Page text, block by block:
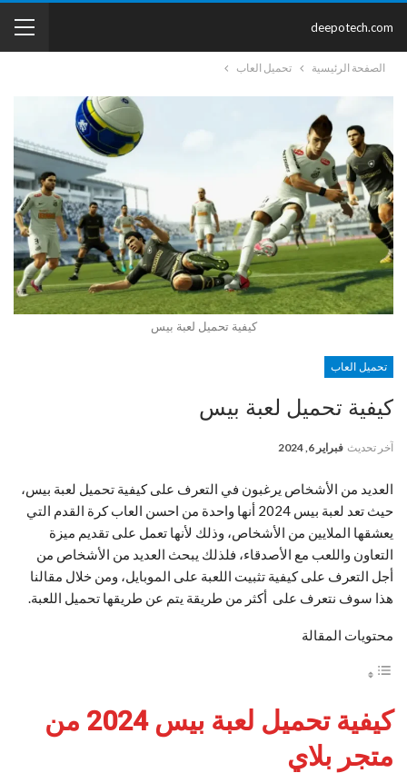
deepotech.com
الصفحة الرئيسية تحميل العاب
كيفية تحميل لعبة بيس
تحميل العاب
كيفية تحميل لعبة بيس
آخر تحديث فبراير 6, 2024
العديد من الأشخاص يرغبون في التعرف على كيفية تحميل لعبة بيس،
حيث تعد لعبة بيس 2024 أنها واحدة من احسن العاب كرة القدم التي
يعشقها الملايين من الأشخاص، وذلك لأنها تعمل على تقديم ميزة
التعاون واللعب مع الأصدقاء، فلذلك يبحث العديد من الأشخاص من
أجل التعرف على كيفية تثبيت اللعبة على الموبايل، ومن خلال مقالنا
هذا سوف نتعرف على أكثر من طريقة يتم عن طريقها تحميل اللعبة.
محتويات المقالة
كيفية تحميل لعبة بيس 2024 من
متجر بلاي